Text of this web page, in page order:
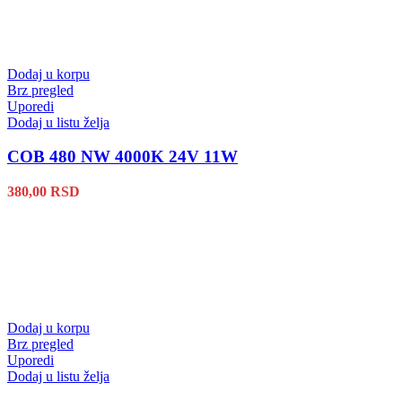
Dodaj u korpu
Brz pregled
Uporedi
Dodaj u listu želja
COB 480 NW 4000K 24V 11W
380,00 RSD
Dodaj u korpu
Brz pregled
Uporedi
Dodaj u listu želja